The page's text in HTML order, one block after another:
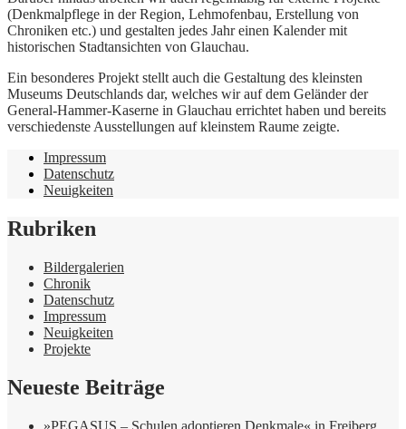
(Denkmalpflege in der Region, Lehmofenbau, Erstellung von
Chroniken etc.) und gestalten jedes Jahr einen Kalender mit
historischen Stadtansichten von Glauchau.
Ein besonderes Projekt stellt auch die Gestaltung des kleinsten
Museums Deutschlands dar, welches wir auf dem Geländer der
General-Hammer-Kaserne in Glauchau errichtet haben und bereits
verschiedenste Ausstellungen auf kleinstem Raume zeigte.
Impressum
Datenschutz
Neuigkeiten
Rubriken
Bildergalerien
Chronik
Datenschutz
Impressum
Neuigkeiten
Projekte
Neueste Beiträge
»PEGASUS – Schulen adoptieren Denkmale« in Freiberg